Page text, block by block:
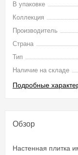
В упаковке
Коллекция
Производитель
Страна
Тип
Наличие на складе
Подробные
Обзор
Настенная плитка